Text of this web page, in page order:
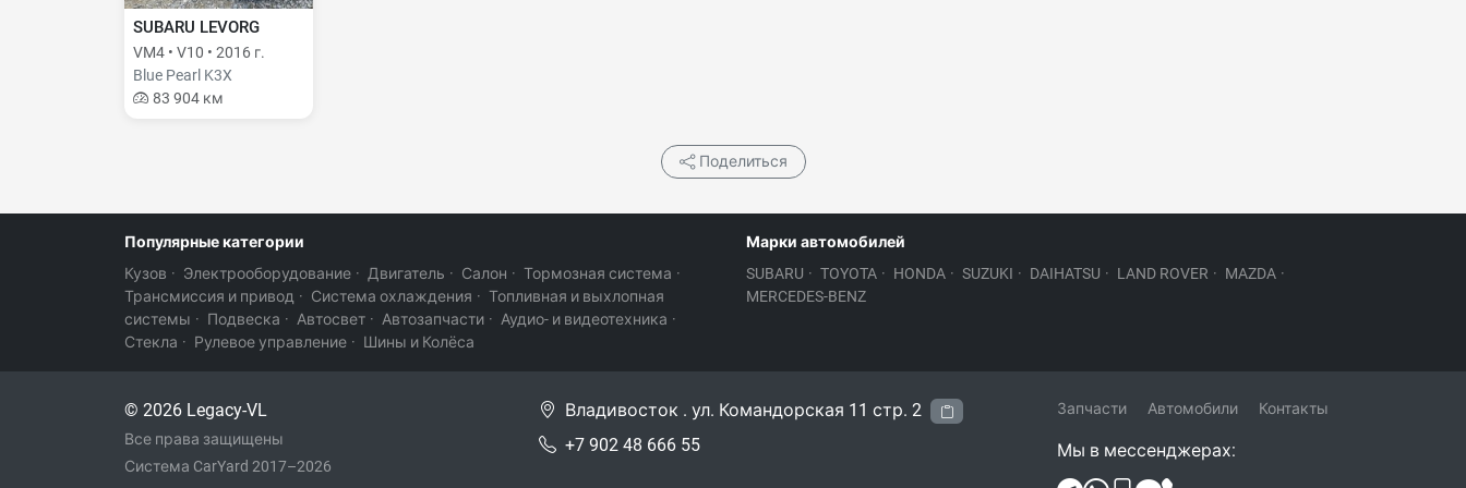
SUBARU LEVORG
VM4 • V10 • 2016 г.
Blue Pearl K3X
83 904 км
Поделиться
Популярные категории
Кузов · Электрооборудование · Двигатель · Салон · Тормозная система ·
Трансмиссия и привод · Система охлаждения · Топливная и выхлопная
системы · Подвеска · Автосвет · Автозапчасти · Аудио- и видеотехника ·
Стекла · Рулевое управление · Шины и Колёса
Марки автомобилей
SUBARU · TOYOTA · HONDA · SUZUKI · DAIHATSU · LAND ROVER · MAZDA ·
MERCEDES-BENZ
© 2026 Legacy-VL
Все права защищены
Система CarYard 2017–2026
Владивосток . ул. Командорская 11 стр. 2
+7 902 48 666 55
Запчасти Автомобили Контакты
Мы в мессенджерах: